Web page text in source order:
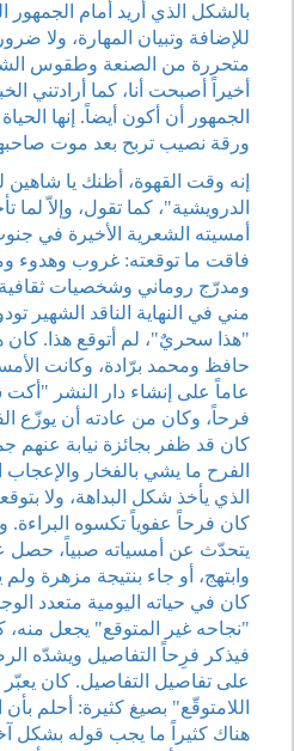
بالشكل الذي أريد أمام الجمهور
للإضافة وتبيان المهارة، ولا
متحررة من الصنعة وطقوس
أخيراً أصبحت أنا، كما أرادتني
الجمهور أن أكون أيضاً. إنها
ورقة نصيب تربح بعد موت
إنه وقت القهوة، أظنك يا
الدرويشية"، كما تقول، وإلاّ
أمسيته الشعرية الأخيرة في
فاقت ما توقعته: غروب وهدوء
ومدرّج روماني وشخصيات ثقافية
مني في النهاية الناقد الشهير
"هذا سحريٌ"، لم أتوقع هذا. كان
حافظ ومحمد برّادة، وكانت
عاماً على إنشاء دار النشر
فرحاً، وكان من عادته أن يوزّع
كان قد ظفر بجائزة نيابة عنهم
الفرح ما يشي بالفخار والإعجاب
الذي يأخذ شكل البداهة، ولا
كان فرحاً عفوياً تكسوه البراءة.
يتحدّث عن أمسياته صبياً، حصل
وابتهج، أو جاء بنتيجة مزهرة
كان في حياته اليومية متعدد
"نجاحه غير المتوقع" يجعل منه،
فيذكر فرِحاً التفاصيل ويشدّه
على تفاصيل التفاصيل. كان
اللامتوقّع" بصيغ كثيرة: أحلم
هناك كثيراً ما يجب قوله بشكل